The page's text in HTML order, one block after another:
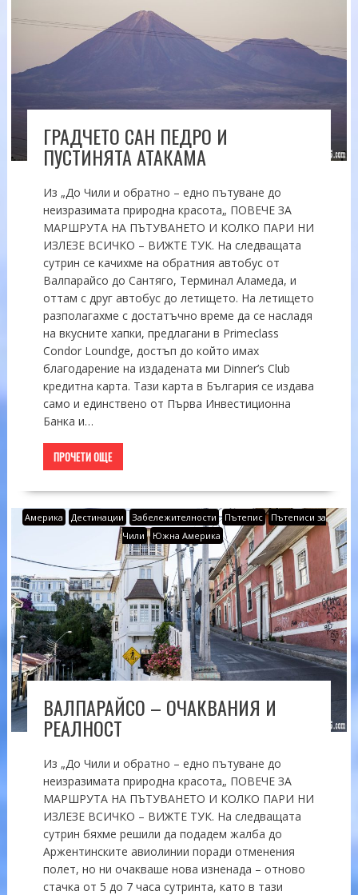
ГРАДЧЕТО САН ПЕДРО И
ПУСТИНЯТА АТАКАМА
Из „До Чили и обратно – едно пътуване до
неизразимата природна красота„ ПОВЕЧЕ ЗА
МАРШРУТА НА ПЪТУВАНЕТО И КОЛКО ПАРИ НИ
ИЗЛЕЗЕ ВСИЧКО – ВИЖТЕ ТУК. На следващата
сутрин се качихме на обратния автобус от
Валпарайсо до Сантяго, Терминал Аламеда, и
оттам с друг автобус до летището. На летището
разполагахме с достатъчно време да се насладя
на вкусните хапки, предлагани в Primeclass
Condor Loundge, достъп до който имах
благодарение на издадената ми Dinner’s Club
кредитна карта. Тази карта в България се издава
само и единствено от Първа Инвестиционна
Банка и…
ПРОЧЕТИ ОЩЕ
Америка Дестинации Забележителности Пътепис
Пътеписи за
Чили
Южна Америка
ВАЛПАРАЙСО – ОЧАКВАНИЯ И
РЕАЛНОСТ
Из „До Чили и обратно – едно пътуване до
неизразимата природна красота„ ПОВЕЧЕ ЗА
МАРШРУТА НА ПЪТУВАНЕТО И КОЛКО ПАРИ НИ
ИЗЛЕЗЕ ВСИЧКО – ВИЖТЕ ТУК. На следващата
сутрин бяхме решили да подадем жалба до
Аржентинските авиолинии поради отменения
полет, но ни очакваше нова изненада – отново
стачка от 5 до 7 часа сутринта, като в тази